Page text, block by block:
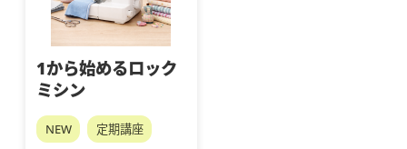
1から始めるロック
ミシン
NEW 定期講座